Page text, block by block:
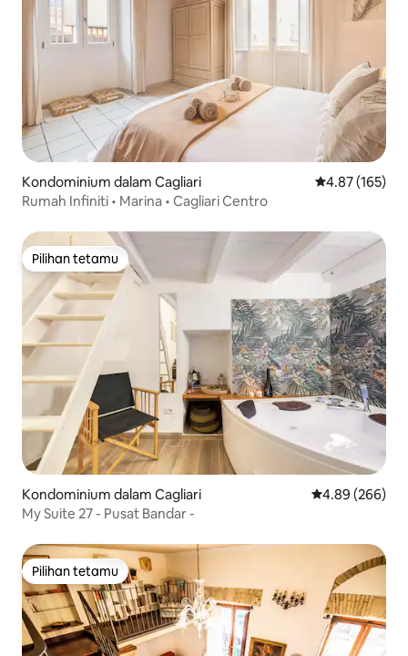
Kondominium dalam Cagliari Penarafan
4.87 (165)
Rumah Infiniti • Marina • Cagliari Centro
Pilihan tetamu
Pilihan tetamu
Kondominium dalam Cagliari Penarafan
4.89 (266)
My Suite 27 - Pusat Bandar -
Pilihan tetamu
Pilihan tetamu